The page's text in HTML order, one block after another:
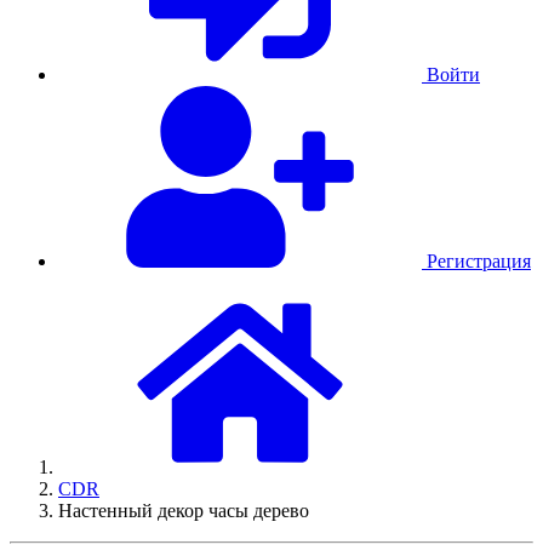
Войти
Регистрация
CDR
Настенный декор часы дерево